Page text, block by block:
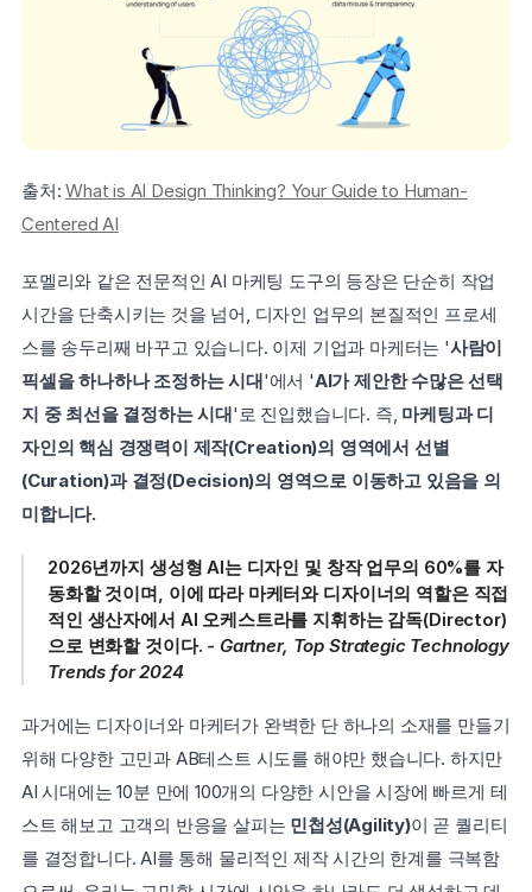
출처: What is AI Design Thinking? Your Guide to Human-
Centered AI
포멜리와 같은 전문적인 AI 마케팅 도구의 등장은 단순히 작업
시간을 단축시키는 것을 넘어, 디자인 업무의 본질적인 프로세
스를 송두리째 바꾸고 있습니다. 이제 기업과 마케터는 '사람이
픽셀을 하나하나 조정하는 시대'에서 'AI가 제안한 수많은 선택
지 중 최선을 결정하는 시대'로 진입했습니다. 즉, 마케팅과 디
자인의 핵심 경쟁력이 제작(Creation)의 영역에서 선별
(Curation)과 결정(Decision)의 영역으로 이동하고 있음을 의
미합니다.
2026년까지 생성형 AI는 디자인 및 창작 업무의 60%를 자
동화할 것이며, 이에 따라 마케터와 디자이너의 역할은 직접
적인 생산자에서 AI 오케스트라를 지휘하는 감독(Director)
으로 변화할 것이다. - Gartner, Top Strategic Technology
Trends for 2024
과거에는 디자이너와 마케터가 완벽한 단 하나의 소재를 만들기
위해 다양한 고민과 AB테스트 시도를 해야만 했습니다. 하지만
AI 시대에는 10분 만에 100개의 다양한 시안을 시장에 빠르게 테
스트 해보고 고객의 반응을 살피는 민첩성(Agility)이 곧 퀄리티
를 결정합니다. AI를 통해 물리적인 제작 시간의 한계를 극복함